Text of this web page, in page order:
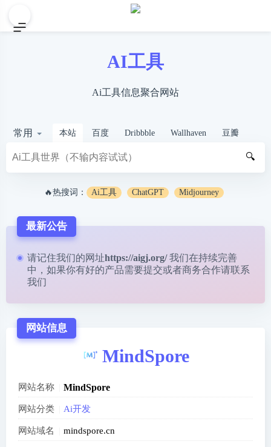
AI工具
Ai工具信息聚合网站
常用 本站 百度 Dribbble Wallhaven 豆瓣
🔍
🔥热搜词： Ai工具 ChatGPT Midjourney
最新公告
请记住我们的网址https://aigj.org/ 我们在持续完善
中，如果你有好的产品需要提交或者商务合作请联系
我们
网站信息
MindSpore
网站名称 MindSpore
网站分类 Ai开发
网站域名 mindspore.cn